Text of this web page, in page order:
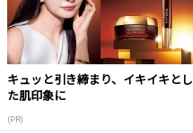
キュッと引き締まり、イキイキとし
た肌印象に
(PR)